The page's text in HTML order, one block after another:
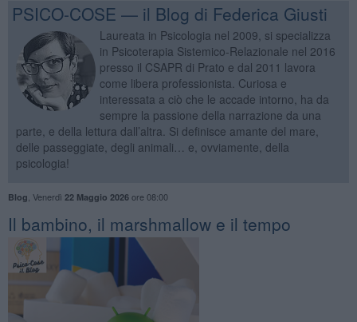
PSICO-COSE — il Blog di Federica Giusti
Laureata in Psicologia nel 2009, si specializza
in Psicoterapia Sistemico-Relazionale nel 2016
presso il CSAPR di Prato e dal 2011 lavora
come libera professionista. Curiosa e
interessata a ciò che le accade intorno, ha da
sempre la passione della narrazione da una
parte, e della lettura dall’altra. Si definisce amante del mare,
delle passeggiate, degli animali… e, ovviamente, della
psicologia!
Blog Venerdì 22 Maggio 2026ore 08:00
Il bambino, il marshmallow e il tempo